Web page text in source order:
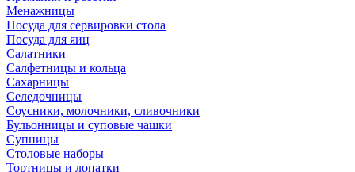
Менажницы
Посуда для сервировки стола
Посуда для яиц
Салатники
Салфетницы и кольца
Сахарницы
Селедочницы
Соусники, молочники, сливочники
Бульонницы и суповые чашки
Супницы
Столовые наборы
Тортницы и лопатки